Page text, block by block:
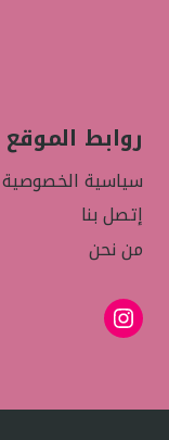
روابط الموقع
سياسية الخصوصية
إتصل بنا
من نحن
إنستجرام